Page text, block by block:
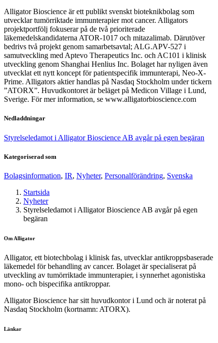
Alligator Bioscience är ett publikt svenskt bioteknikbolag som
utvecklar tumörriktade immunterapier mot cancer. Alligators
projektportfölj fokuserar på de två prioriterade
läkemedelskandidaterna ATOR-1017 och mitazalimab. Därutöver
bedrivs två projekt genom samarbetsavtal; ALG.APV-527 i
samutveckling med Aptevo Therapeutics Inc. och AC101 i klinisk
utveckling genom Shanghai Henlius Inc. Bolaget har nyligen även
utvecklat ett nytt koncept för patientspecifik immunterapi, Neo-X-
Prime. Alligators aktier handlas på Nasdaq Stockholm under tickern
”ATORX”. Huvudkontoret är beläget på Medicon Village i Lund,
Sverige. För mer information, se www.alligatorbioscience.com
Nedladdningar
Styrelseledamot i Alligator Bioscience AB avgår på egen begäran
Kategoriserad som
Bolagsinformation, IR, Nyheter, Personalförändring, Svenska
Startsida
Nyheter
Styrelseledamot i Alligator Bioscience AB avgår på egen
begäran
Om Alligator
Alligator, ett biotechbolag i klinisk fas, utvecklar antikroppsbaserade
läkemedel för behandling av cancer. Bolaget är specialiserat på
utveckling av tumörriktade immunterapier, i synnerhet agonistiska
mono- och bispecifika antikroppar.
Alligator Bioscience har sitt huvudkontor i Lund och är noterat på
Nasdaq Stockholm (kortnamn: ATORX).
Länkar